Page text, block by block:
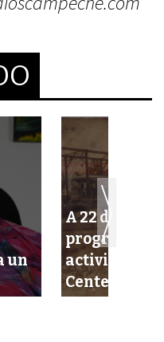
un
A 22 días, no
programa de
actividades
Centenario